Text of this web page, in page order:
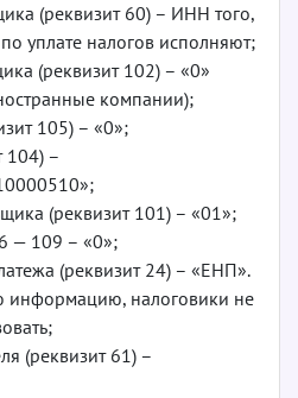
(реквизит 60) – ИНН того,
уплате налогов исполняют;
(реквизит 102) – «0»
компании);
105) – «0»;
104) –
(реквизит 101) – «01»;
— 109 – «0»;
(реквизит 24) – «ЕНП».
информацию, налоговики не
(реквизит 61) –